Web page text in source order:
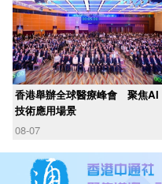
香港舉辦全球醫療峰會 聚焦AI
技術應用場景
08-07